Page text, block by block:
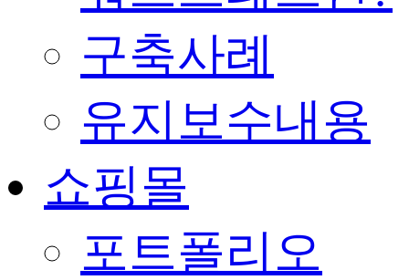
구축사례
유지보수내용
쇼핑몰
포트폴리오